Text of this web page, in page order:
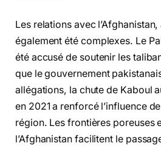
Les relations avec
également été complexes. Le
été accusé de soutenir les
que le gouvernement
allégations, la chute de Kaboul
en 2021 a renforcé l’influence
région. Les frontières poreuses
l’Afghanistan facilitent le